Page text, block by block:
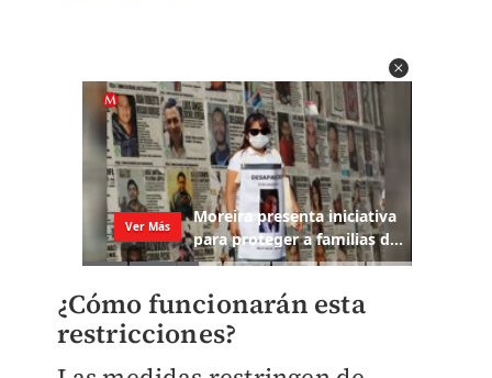
¿Cómo funcionarán esta
restricciones?